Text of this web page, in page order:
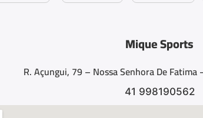
Mique Sports
R. Açungui, 79 – Nossa Senhora De
41 998190562